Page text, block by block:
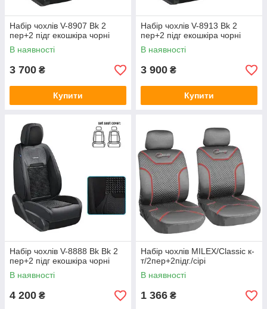
Набір чохлів V-8907 Bk 2
пер+2 підг екошкіра чорні
В наявності
3 700 ₴
Купити
Набір чохлів V-8913 Bk 2
пер+2 підг екошкіра чорні
В наявності
3 900 ₴
Купити
Набір чохлів V-8888 Bk Bk 2
пер+2 підг екошкіра чорні
В наявності
4 200 ₴
Набір чохлів MILEX/Classic к-
т/2пер+2підг./сірі
В наявності
1 366 ₴